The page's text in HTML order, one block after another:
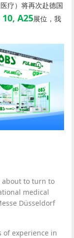
疗）将再次赴德国
A25展位，我
to turn to
medical
Düsseldorf
of experience in